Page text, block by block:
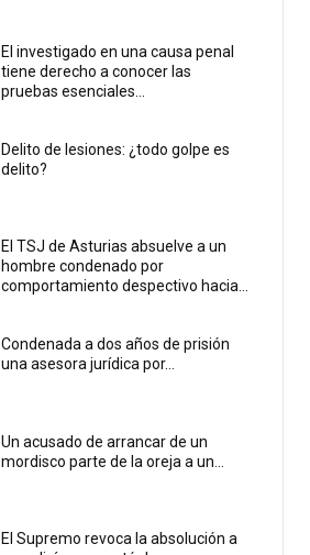
El investigado en una causa penal
tiene derecho a conocer las
pruebas esenciales...
Delito de lesiones: ¿todo golpe es
delito?
El TSJ de Asturias absuelve a un
hombre condenado por
comportamiento despectivo hacia...
Condenada a dos años de prisión
una asesora jurídica por...
Un acusado de arrancar de un
mordisco parte de la oreja a un...
El Supremo revoca la absolución a